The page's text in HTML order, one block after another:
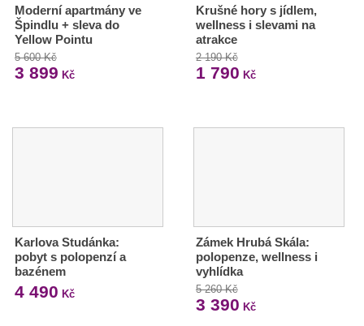
Moderní apartmány ve
Špindlu + sleva do
Yellow Pointu
5 600 Kč
3 899 Kč
Krušné hory s jídlem,
wellness i slevami na
atrakce
2 190 Kč
1 790 Kč
Karlova Studánka:
pobyt s polopenzí a
bazénem
4 490 Kč
Zámek Hrubá Skála:
polopenze, wellness i
vyhlídka
5 260 Kč
3 390 Kč